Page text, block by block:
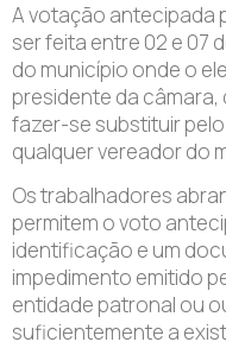
A votação antecipada
ser feita entre 02 e 07
do município onde o
presidente da
fazer-se substituir
qualquer vereador do
Os trabalhadores
permitem o voto
identificação e um
impedimento emitido
entidade patronal ou
suficientemente a